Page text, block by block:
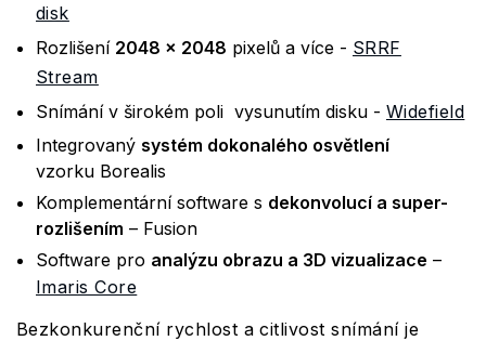
disk
Rozlišení 2048 × 2048 pixelů a více - SRRF
Stream
Snímání v širokém poli vysunutím disku - Widefield
Integrovaný systém dokonalého osvětlení
vzorku Borealis
Komplementární software s dekonvolucí a super-
rozlišením – Fusion
Software pro analýzu obrazu a 3D vizualizace –
Imaris Core
Bezkonkurenční rychlost a citlivost snímání je